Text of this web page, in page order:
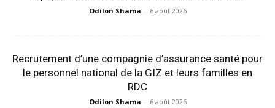
Odilon Shama - 6 août 2026
Recrutement d’une compagnie d’assurance santé pour
le personnel national de la GIZ et leurs familles en
RDC
Odilon Shama - 6 août 2026